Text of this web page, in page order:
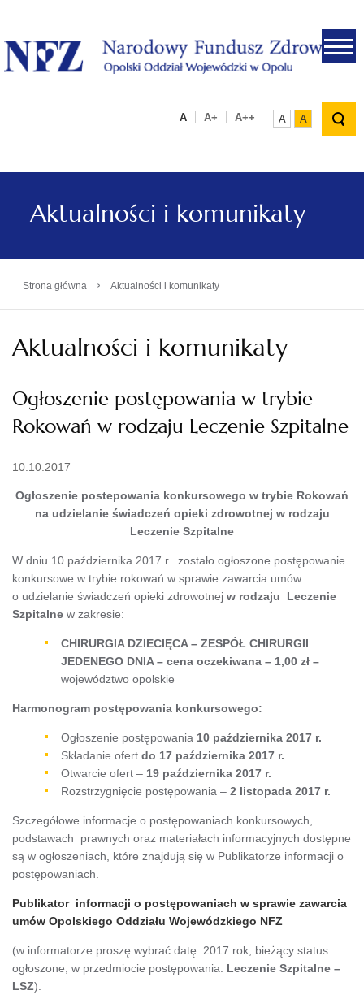
.
A A+ A++ A A
Aktualności i komunikaty
Strona główna › Aktualności i komunikaty
Aktualności i komunikaty
Ogłoszenie postępowania w trybie
Rokowań w rodzaju Leczenie Szpitalne
10.10.2017
Ogłoszenie postepowania konkursowego w trybie Rokowań
na udzielanie świadczeń opieki zdrowotnej w rodzaju
Leczenie Szpitalne
W dniu 10 października 2017 r. zostało ogłoszone postępowanie
konkursowe w trybie rokowań w sprawie zawarcia umów
o udzielanie świadczeń opieki zdrowotnej w rodzaju Leczenie
Szpitalne w zakresie:
CHIRURGIA DZIECIĘCA – ZESPÓŁ CHIRURGII
JEDENEGO DNIA – cena oczekiwana – 1,00 zł –
województwo opolskie
Harmonogram postępowania konkursowego:
Ogłoszenie postępowania 10 października 2017 r.
Składanie ofert do 17 października 2017 r.
Otwarcie ofert – 19 października 2017 r.
Rozstrzygnięcie postępowania – 2 listopada 2017 r.
Szczegółowe informacje o postępowaniach konkursowych,
podstawach prawnych oraz materiałach informacyjnych dostępne
są w ogłoszeniach, które znajdują się w Publikatorze informacji o
postępowaniach.
Publikator informacji o postępowaniach w sprawie zawarcia
umów Opolskiego Oddziału Wojewódzkiego NFZ
(w informatorze proszę wybrać datę: 2017 rok, bieżący status:
ogłoszone, w przedmiocie postępowania: Leczenie Szpitalne –
LSZ).